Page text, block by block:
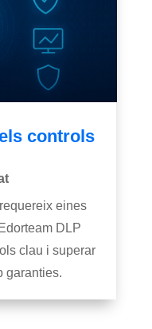
controls
eines
DLP
clau i superar
garanties.